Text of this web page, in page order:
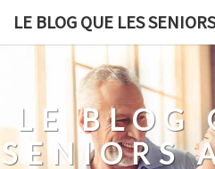
Skip
LE BLOG QUE LES
LE BLOG
SENIORS